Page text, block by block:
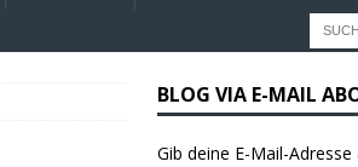
BLOG VIA E-MAIL
Gib deine E-Mail-